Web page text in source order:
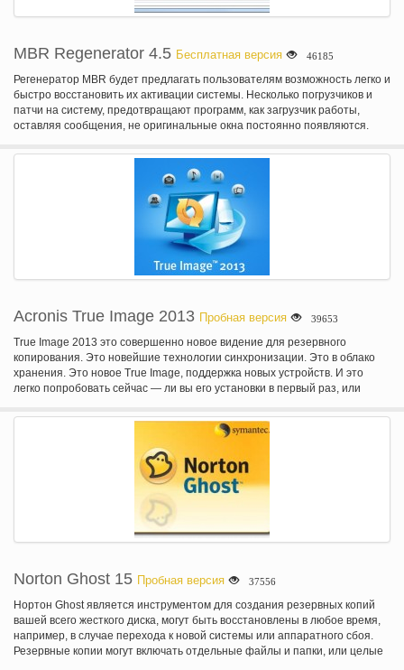
MBR Regenerator 4.5 Бесплатная версия 46185
Регенератор MBR будет предлагать пользователям возможность легко и
быстро восстановить их активации системы. Несколько погрузчиков и
патчи на систему, предотвращают программ, как загрузчик работы,
оставляя сообщения, не оригинальные окна постоянно появляются.
активатор, только очистить систему для установки нового метода
Acronis True Image 2013 Пробная версия 39653
True Image 2013 это совершенно новое видение для резервного
копирования. Это новейшие технологии синхронизации. Это в облако
хранения. Это новое True Image, поддержка новых устройств. И это
легко попробовать сейчас — ли вы его установки в первый раз, или
ваши фотографии, документов, музыки, почта, программы, контакты,
календари и многое другое. Она хранит ваше содержание в надежном
месте, онлайн и синхронизирует его с вашими устройствами. True Image
2013 является безопасной, надежной, легко.
Norton Ghost 15 Пробная версия 37556
Нортон Ghost является инструментом для создания резервных копий
вашей всего жесткого диска, могут быть восстановлены в любое время,
например, в случае перехода к новой системы или аппаратного сбоя.
Резервные копии могут включать отдельные файлы и папки, или целые